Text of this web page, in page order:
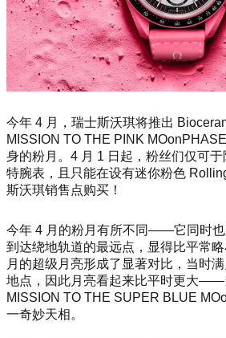
今年 4 月，瑞士斯沃琪将推出
MISSION TO THE PINK MOo
身的粉月。4 月 1 日起，粉丝们仅可
特腕表，且只能在设有迷你粉色
斯沃琪销售点购买！
今年 4 月的粉月有所不同——它同时
到达绕地轨道的最远点，显得比平常
月的超级月亮形成了显著对比，当时
地点，因此月亮看起来比平时更大——
MISSION TO THE SUPER BLUE
一奇妙天相。